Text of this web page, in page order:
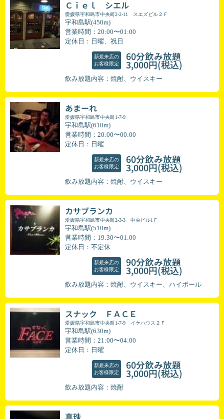
Ｃｉｅｌ シエル
愛媛県宇和島市中央町2-2-11 スエズビル２Ｆ
宇和島駅(450m)
営業時間：20:00〜01:00
定休日：日曜、祝日
新規来店の
お客様限定
60分飲み放題
3,000円(税込)
飲み放題内容：焼酎、ウイスキー
あまーれ
愛媛県宇和島市中央町1-7-9
宇和島駅(610m)
営業時間：20:00〜00:00
定休日：日曜
新規来店の
お客様限定
60分飲み放題
3,000円(税込)
飲み放題内容：焼酎、ウイスキー
カサブランカ
愛媛県宇和島市中央町2-3-3 中央ビル1Ｆ
宇和島駅(510m)
営業時間：19:30〜01:00
定休日：不定休
新規来店の
お客様限定
90分飲み放題
3,000円(税込)
飲み放題内容：焼酎、ウイスキー、ハイボール
スナック ＦＡＣＥ
愛媛県宇和島市中央町1-7-9 イケハウス２Ｆ
宇和島駅(630m)
営業時間：21:00〜04:00
定休日：日曜
新規来店の
お客様限定
60分飲み放題
3,000円(税込)
飲み放題内容：焼酎